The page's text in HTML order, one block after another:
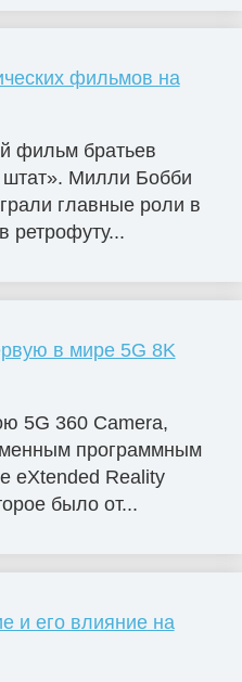
фильмов на
фильм братьев
штат». Милли Бобби
главные роли в
ретрофуту...
в мире 5G 8K
5G 360 Camera,
программным
eXtended Reality
было от...
и его влияние на